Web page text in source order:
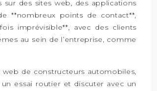
des sites web, des applications
**nombreux points de contact**,
imprévisible**, avec des clients
au sein de l’entreprise, comme
web de constructeurs automobiles,
essai routier et discuter avec un